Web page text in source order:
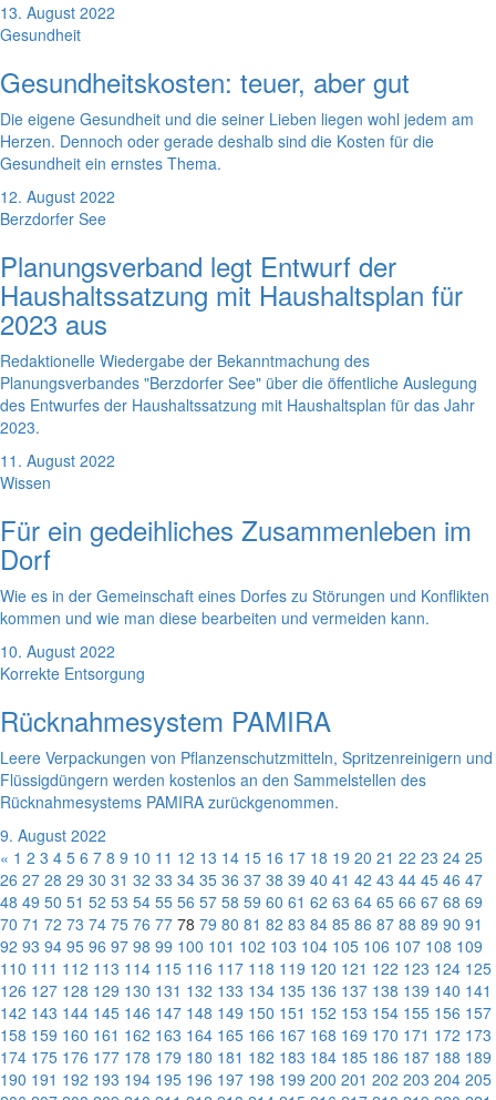
13. August 2022
Gesundheit
Gesundheitskosten: teuer, aber gut
Die eigene Gesundheit und die seiner Lieben liegen wohl jedem am
Herzen. Dennoch oder gerade deshalb sind die Kosten für die
Gesundheit ein ernstes Thema.
12. August 2022
Berzdorfer See
Planungsverband legt Entwurf der
Haushaltssatzung mit Haushaltsplan für
2023 aus
Redaktionelle Wiedergabe der Bekanntmachung des
Planungsverbandes "Berzdorfer See" über die öffentliche Auslegung
des Entwurfes der Haushaltssatzung mit Haushaltsplan für das Jahr
2023.
11. August 2022
Wissen
Für ein gedeihliches Zusammenleben im
Dorf
Wie es in der Gemeinschaft eines Dorfes zu Störungen und Konflikten
kommen und wie man diese bearbeiten und vermeiden kann.
10. August 2022
Korrekte Entsorgung
Rücknahmesystem PAMIRA
Leere Verpackungen von Pflanzenschutzmitteln, Spritzenreinigern und
Flüssigdüngern werden kostenlos an den Sammelstellen des
Rücknahmesystems PAMIRA zurückgenommen.
9. August 2022
« 1 2 3 4 5 6 7 8 9 10 11 12 13 14 15 16 17 18 19 20 21 22 23 24 25
26 27 28 29 30 31 32 33 34 35 36 37 38 39 40 41 42 43 44 45 46 47
48 49 50 51 52 53 54 55 56 57 58 59 60 61 62 63 64 65 66 67 68 69
70 71 72 73 74 75 76 77 78 79 80 81 82 83 84 85 86 87 88 89 90 91
92 93 94 95 96 97 98 99 100 101 102 103 104 105 106 107 108 109
110 111 112 113 114 115 116 117 118 119 120 121 122 123 124 125
126 127 128 129 130 131 132 133 134 135 136 137 138 139 140 141
142 143 144 145 146 147 148 149 150 151 152 153 154 155 156 157
158 159 160 161 162 163 164 165 166 167 168 169 170 171 172 173
174 175 176 177 178 179 180 181 182 183 184 185 186 187 188 189
190 191 192 193 194 195 196 197 198 199 200 201 202 203 204 205